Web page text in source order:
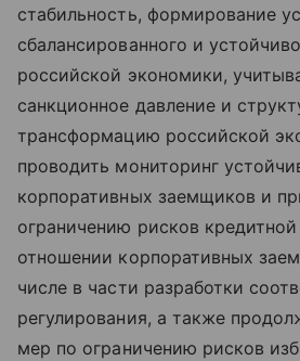
стабильность, формирование
сбалансированного и
российской экономики,
санкционное давление и
трансформацию российской
проводить мониторинг
корпоративных заемщиков и
ограничению рисков
отношении корпоративных
числе в части разработки
регулирования, а также
мер по ограничению рисков